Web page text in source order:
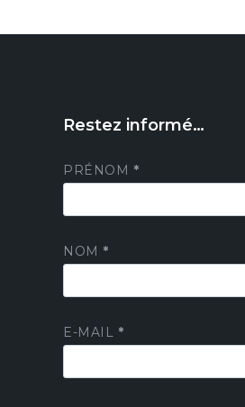
Restez informé…
PRÉNOM *
NOM *
E-MAIL *